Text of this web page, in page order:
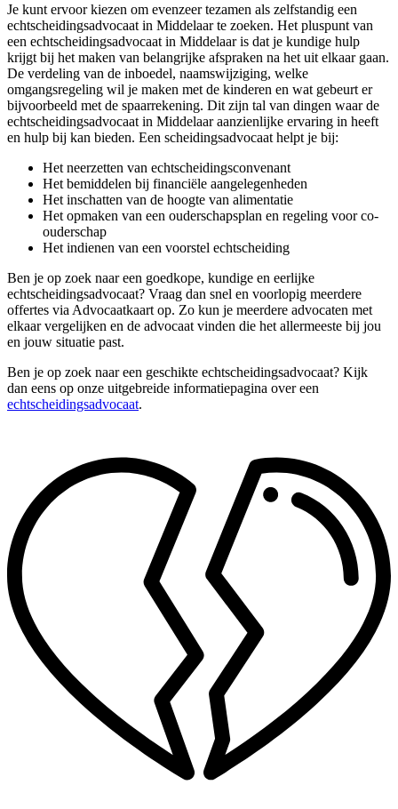
Je kunt ervoor kiezen om evenzeer tezamen als zelfstandig een
echtscheidingsadvocaat in Middelaar te zoeken. Het pluspunt van
een echtscheidingsadvocaat in Middelaar is dat je kundige hulp
krijgt bij het maken van belangrijke afspraken na het uit elkaar gaan.
De verdeling van de inboedel, naamswijziging, welke
omgangsregeling wil je maken met de kinderen en wat gebeurt er
bijvoorbeeld met de spaarrekening. Dit zijn tal van dingen waar de
echtscheidingsadvocaat in Middelaar aanzienlijke ervaring in heeft
en hulp bij kan bieden. Een scheidingsadvocaat helpt je bij:
Het neerzetten van echtscheidingsconvenant
Het bemiddelen bij financiële aangelegenheden
Het inschatten van de hoogte van alimentatie
Het opmaken van een ouderschapsplan en regeling voor co-
ouderschap
Het indienen van een voorstel echtscheiding
Ben je op zoek naar een goedkope, kundige en eerlijke
echtscheidingsadvocaat? Vraag dan snel en voorlopig meerdere
offertes via Advocaatkaart op. Zo kun je meerdere advocaten met
elkaar vergelijken en de advocaat vinden die het allermeeste bij jou
en jouw situatie past.
Ben je op zoek naar een geschikte echtscheidingsadvocaat? Kijk
dan eens op onze uitgebreide informatiepagina over een
echtscheidingsadvocaat.